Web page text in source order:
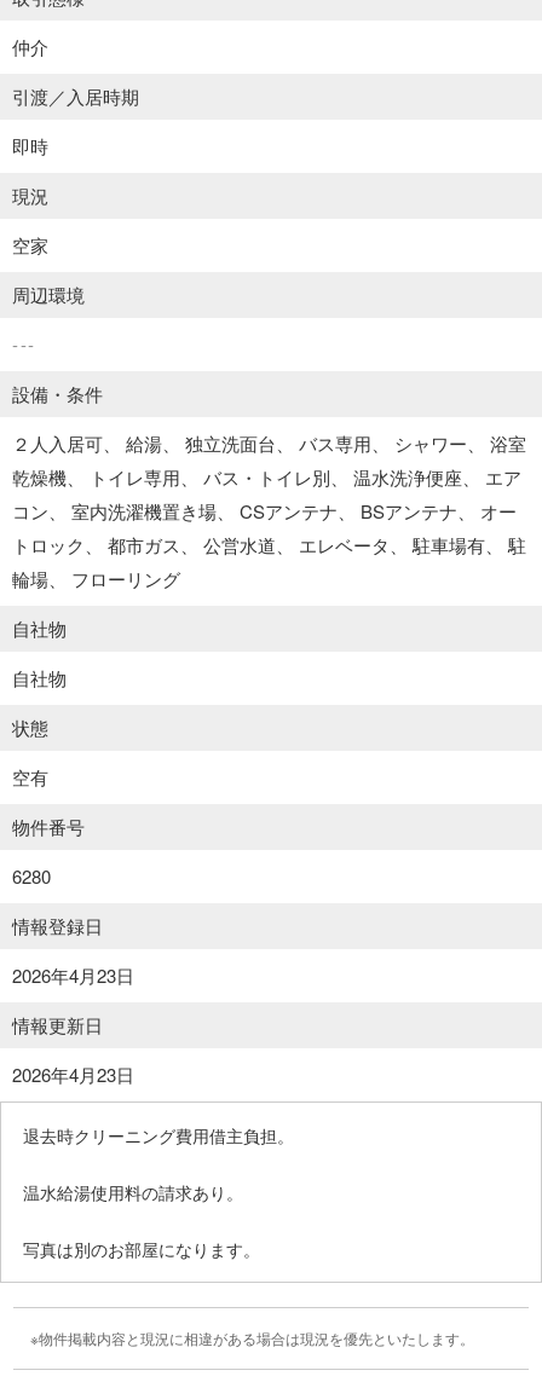
仲介
引渡／入居時期
即時
現況
空家
周辺環境
---
設備・条件
２人入居可
給湯 独立洗面台 バス専用 シャワー
浴室
乾燥機
トイレ専用 バス・トイレ別 温水洗浄便座
エア
コン
室内洗濯機置き場 CSアンテナ BSアンテナ
オー
トロック
都市ガス 公営水道 エレベータ 駐車場有
駐
輪場
フローリング
自社物
自社物
状態
空有
物件番号
6280
情報登録日
2026年4月23日
情報更新日
2026年4月23日
退去時クリーニング費用借主負担。
温水給湯使用料の請求あり。
写真は別のお部屋になります。
物件掲載内容と現況に相違がある場合は現況を優先といたします。